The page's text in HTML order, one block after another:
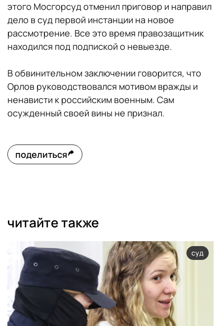
этого Мосгорсуд отменил приговор и направил
дело в суд первой инстанции на новое
рассмотрение. Все это время правозащитник
находился под подпиской о невыезде.
В обвинительном заключении говорится, что
Орлов руководствовался мотивом вражды и
ненависти к российским военным. Сам
осужденный своей вины не признал.
поделиться
читайте также
суд